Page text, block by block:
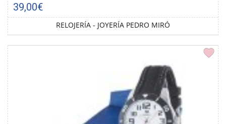
39,00€
RELOJERÍA - JOYERÍA PEDRO MIRÓ